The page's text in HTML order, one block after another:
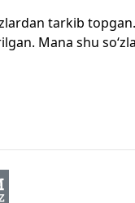
tarkib
Mana shu